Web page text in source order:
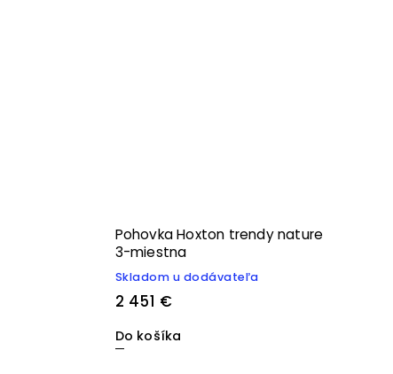
Pohovka Hoxton trendy nature
3-miestna
Skladom u dodávateľa
2 451 €
Do košíka